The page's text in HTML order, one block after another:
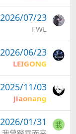
2026/07/23
FWL
2026/06/23
LEIGONG
2025/11/03
jiaonang
2026/01/31 我